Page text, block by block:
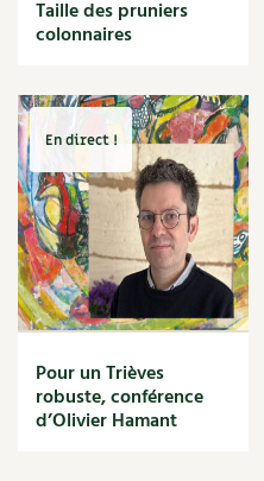
Cuisine saine
Décoration
DIY
Eau
Énergie
Enfants
Expérimentation
Fleur
Jardin bio
Légumes
Légumineuse
Maïs doux
Maison saine
Taille des pruniers
colonnaires
En direct !
Pour un Trièves
robuste, conférence
d’Olivier Hamant